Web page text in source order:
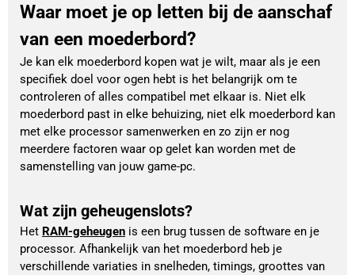
Waar moet je op letten bij de aanschaf
van een moederbord?
Je kan elk moederbord kopen wat je wilt, maar als je een
specifiek doel voor ogen hebt is het belangrijk om te
controleren of alles compatibel met elkaar is. Niet elk
moederbord past in elke behuizing, niet elk moederbord kan
met elke processor samenwerken en zo zijn er nog
meerdere factoren waar op gelet kan worden met de
samenstelling van jouw game-pc.
Wat zijn geheugenslots?
Het RAM-geheugen is een brug tussen de software en je
processor. Afhankelijk van het moederbord heb je
verschillende variaties in snelheden, timings, groottes van